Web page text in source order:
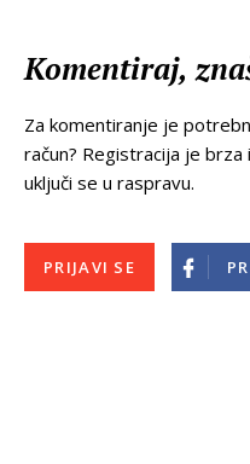
Komentiraj,
Za komentiranje je
račun? Registracija je
uključi se u raspravu.
PRIJAVI SE